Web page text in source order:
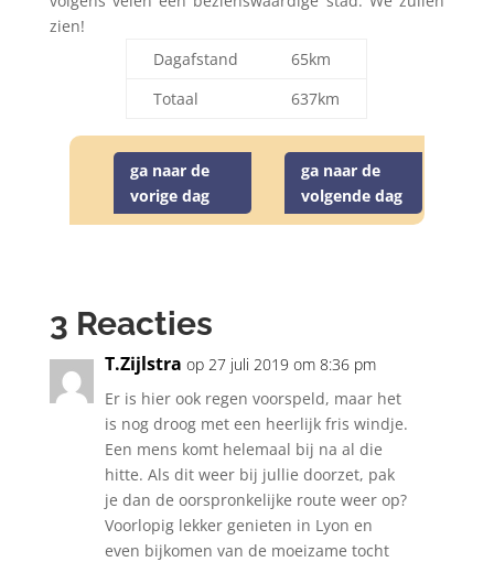
zien!
Dagafstand
65km
Totaal
637km
ga naar de
vorige dag
ga naar de
volgende dag
3 Reacties
T.Zijlstra op 27 juli 2019 om 8:36 pm
Er is hier ook regen voorspeld, maar het
is nog droog met een heerlijk fris windje.
Een mens komt helemaal bij na al die
hitte. Als dit weer bij jullie doorzet, pak
je dan de oorspronkelijke route weer op?
Voorlopig lekker genieten in Lyon en
even bijkomen van de moeizame tocht